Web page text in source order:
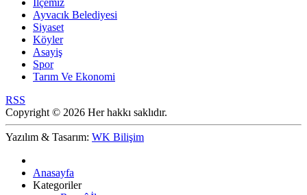
İlçemiz
Ayvacık Belediyesi
Siyaset
Köyler
Asayiş
Spor
Tarım Ve Ekonomi
RSS
Copyright © 2026 Her hakkı saklıdır.
Yazılım & Tasarım: WK Bilişim
Anasayfa
Kategoriler